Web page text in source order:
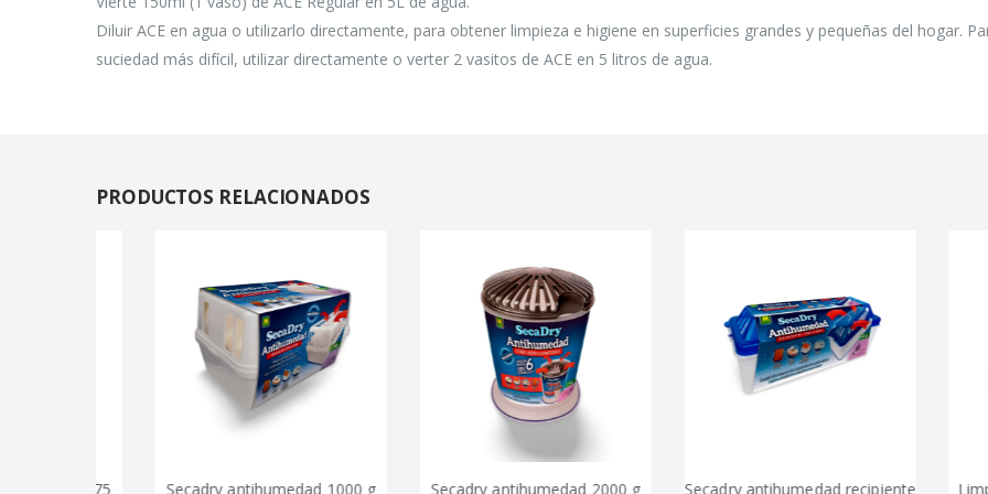
Diluir ACE en agua o utilizarlo directamente, para obtener limpieza e higiene en superficies grandes y pequeñas del hogar.
suciedad más difícil, utilizar directamente o verter 2 vasitos de ACE en 5 litros de agua.
PRODUCTOS RELACIONADOS
Secadry antihumedad 1000 g
Secadry antihumedad 2000 g
Secadry antihumedad recipiente
Limpia